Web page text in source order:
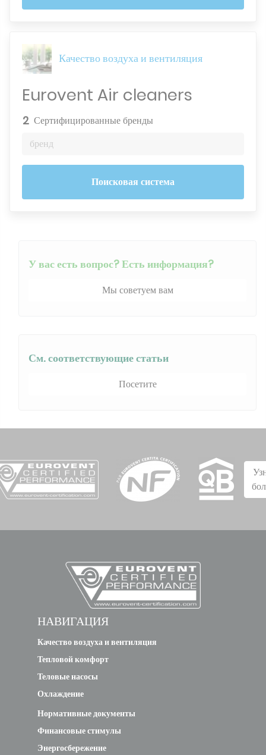
Качество воздуха и вентиляция
Eurovent Air cleaners
2 Сертифицированные бренды
бренд
Поисковая система
У вас есть вопрос? Есть информация?
Мы советуем вам
См. соответствующие статьи
Посетите
НАВИГАЦИЯ
Качество воздуха и вентиляция
Тепловой комфорт
Теловые насосы
Охлаждение
Нормативные документы
Финансовые стимулы
Энергосбережение